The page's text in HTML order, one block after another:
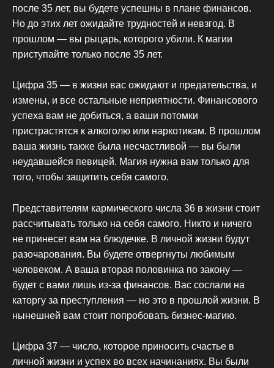
после 35 лет, вы будете успешны в плане финансов.
Но до этих лет ожидайте трудностей и невзгод. В
прошлом — вы рыцарь, которого убили. К магии
приступайте только после 35 лет.
Цифра 35 — в жизни вас ожидают и предательства, и
измены, и все остальные неприятности. Финансового
успеха вам не добиться, а ваши потомки
пристрастятся к алкоголю или наркотикам. В прошлом
ваша жизнь также была несчастливой — вы были
неудавшейся певицей. Магия нужна вам только для
того, чтобы защитить себя самого.
Представителям кармического числа 36 в жизни стоит
рассчитывать только на себя самого. Никто и ничего
не принесет вам на блюдечке. В личной жизни будут
разочарования. Вы будете отвергнуты любимым
человеком. А ваша вторая половинка по закону —
будет с вами лишь из-за финансов. Вас сослали на
каторгу за преступления — но это в прошлой жизни. В
нынешней вам стоит попробовать бизнес-магию.
Цифра 37 — число, которое приносить счастье в
личной жизни и успех во всех начинаниях. Вы были